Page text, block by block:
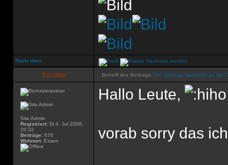
Nach oben
Escobar Betreff des Beitrags: Re: Wichtige Nachricht an die
Site Admin
Registriert: Di 4. Jul 2006,
20:32
Beiträge: 676
Wohnort: Essen
Hallo Leute,
vorab sorry das